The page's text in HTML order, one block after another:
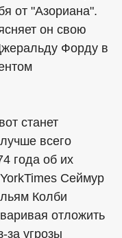
от "Азориана".
он свою
Форду в
станет
всего
года об их
Сеймур
Колби
отложить
за угрозы